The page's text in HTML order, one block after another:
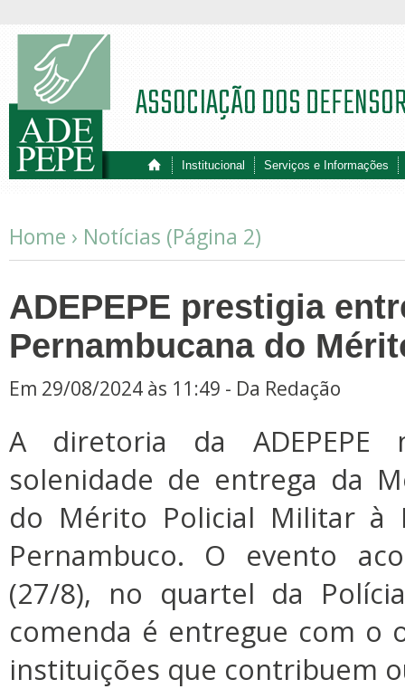
Institucional Serviços e Informações
ASSOCIAÇÃO DOS
Home › Notícias (Página 2)
ADEPEPE prestigia
Pernambucana do
Em 29/08/2024 às 11:49 - Da Redação
A diretoria da ADEPEPE
solenidade de entrega da
do Mérito Policial Militar à
Pernambuco. O evento
(27/8), no quartel da
comenda é entregue com o
instituições que contribuem